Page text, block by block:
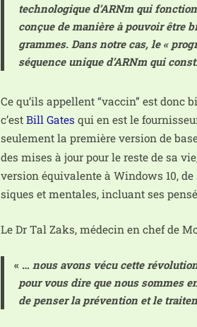
tech­no­lo­gique d’ARNm qui
conçue de manière à pou­voir être
grammes. Dans notre cas, le «
séquence unique d’ARNm qui
Ce qu’ils appellent “vac­cin” est
c’estBill Gates qui en est le
seule­ment la pre­mière ver­sion de
des mises à jour pour le reste de sa
ver­sion équi­va­lente à Windows 10,
siques et men­tales, incluant ses
Le Dr Tal Zaks, méde­cin en chef de
« … nous avons vécu cette
pour vous dire que nous sommes
de pen­ser la pré­ven­tion et le